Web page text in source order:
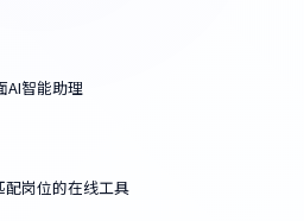
AI智能助理
配岗位的在线工具